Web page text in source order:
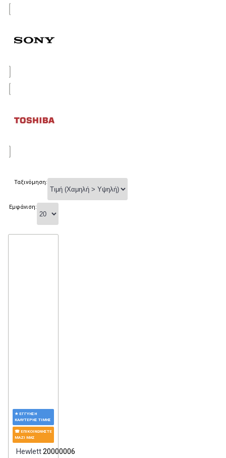
Ταξινόμηση:
Εμφάνιση:
★ ΕΓΓΎΗΣΗ
ΚΑΛΎΤΕΡΗΣ ΤΙΜΉΣ
☎ ΕΠΙΚΟΙΝΩΝΉΣΤΕ
ΜΑΖΊ ΜΑΣ
Hewlett20000006